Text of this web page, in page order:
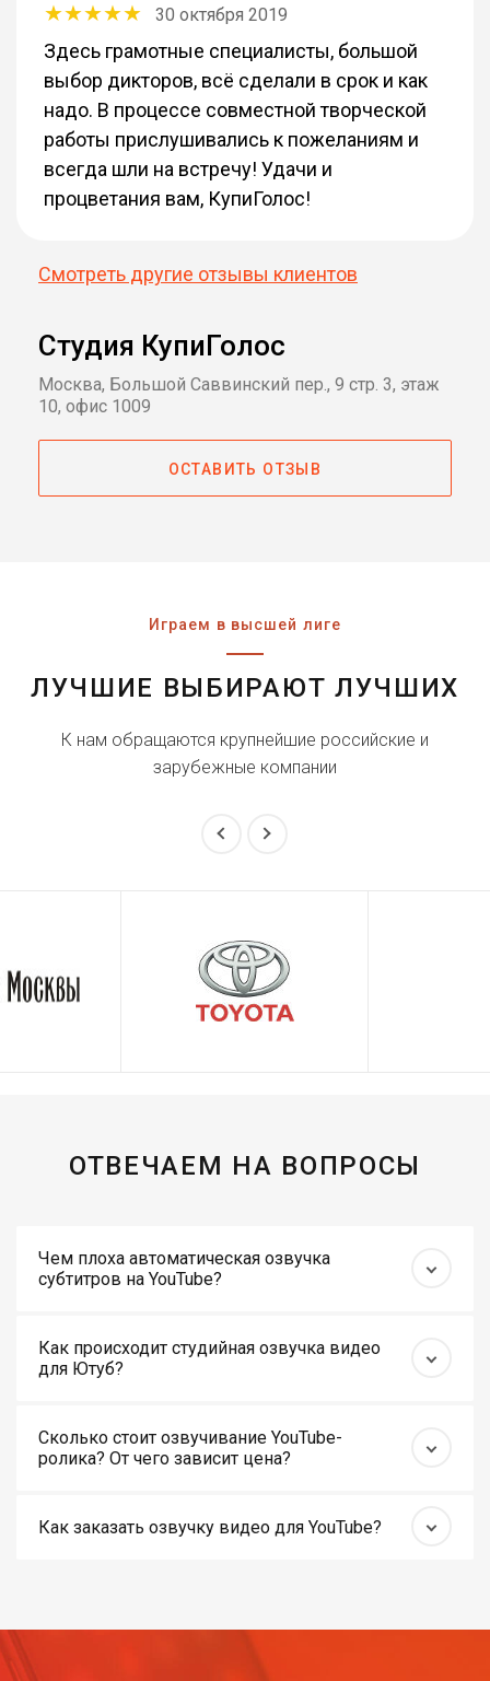
30 октября 2019
Здесь грамотные специалисты, большой
выбор дикторов, всё сделали в срок и как
надо. В процессе совместной творческой
работы прислушивались к пожеланиям и
всегда шли на встречу! Удачи и
процветания вам, КупиГолос!
Смотреть другие отзывы клиентов
Студия КупиГолос
Москва, Большой Саввинский пер., 9 стр. 3, этаж
10, офис 1009
ОСТАВИТЬ ОТЗЫВ
Играем в высшей лиге
ЛУЧШИЕ ВЫБИРАЮТ ЛУЧШИХ
К нам обращаются крупнейшие российские и
зарубежные компании
ОТВЕЧАЕМ НА ВОПРОСЫ
Чем плоха автоматическая озвучка
субтитров на YouTube?
Как происходит студийная озвучка видео
для Ютуб?
Сколько стоит озвучивание YouTube-
ролика? От чего зависит цена?
Как заказать озвучку видео для YouTube?